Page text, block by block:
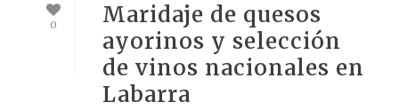
0
Maridaje de quesos
ayorinos y selección
de vinos nacionales en
Labarra